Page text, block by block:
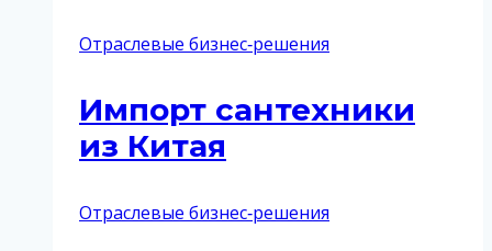
Отраслевые бизнес‑решения
Импорт сантехники
из Китая
Отраслевые бизнес‑решения